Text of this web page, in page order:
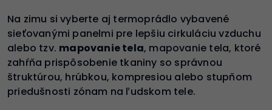
Na zimu si vyberte aj termoprádlo vybavené
sieťovanými panelmi pre lepšiu cirkuláciu vzduchu
alebo tzv. mapovanie tela, mapovanie tela, ktoré
zahŕňa prispôsobenie tkaniny so správnou
štruktúrou, hrúbkou, kompresiou alebo stupňom
priedušnosti zónam na ľudskom tele.